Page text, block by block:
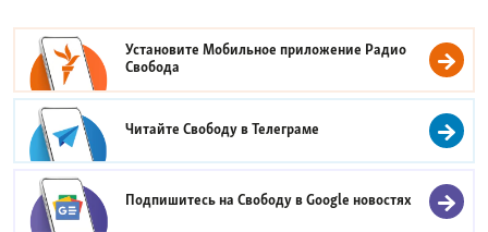
Установите Мобильное приложение Радио
Свобода
Читайте Свободу вТелеграме
Подпишитесь на Свободу вGoogle новостях